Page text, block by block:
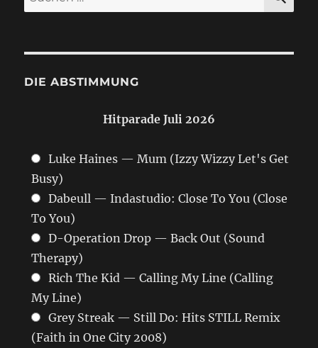
nach:
DIE ABSTIMMUNG
Hitparade Juli 2026
Luke Haines — Mum (Izzy Wizzy Let's Get
Busy)
Dabeull — Indastudio: Close To You (Close
To You)
D-Operation Drop — Back Out (Sound
Therapy)
Rich The Kid — Calling My Line (Calling
My Line)
Grey Streak — Still Do: Hits STILL Remix
(Faith in One City 2008)